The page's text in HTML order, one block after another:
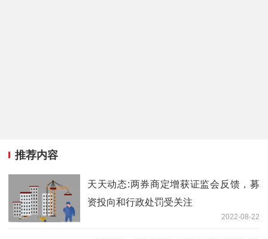
推荐内容
天天动态:两券商定增获证监会反馈，募
资投向和行政处罚受关注
2022-08-22